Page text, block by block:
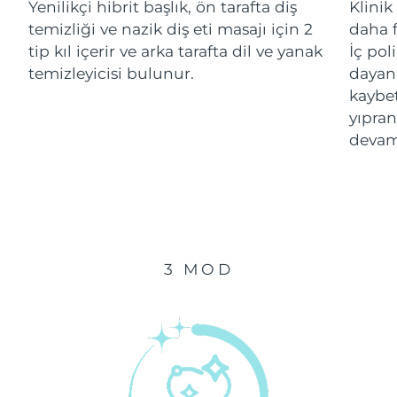
Yenilikçi hibrit başlık, ön tarafta diş
temizliği ve nazik diş eti masajı için 2
tip kıl içerir ve arka tarafta dil ve yanak
temizleyicisi bulunur.
Klinik
daha
İç
3 MOD
İsrail
Tahmini teslim tarihi
14/08/2026
Tahmini teslim tarihi
10/08/2026
Tahmini teslim tarihi
13/08/2026